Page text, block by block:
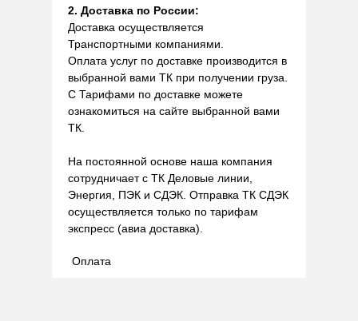
2. Доставка по России:
Доставка осуществляется
Транспортными компаниями.
Оплата услуг по доставке производится в
выбранной вами ТК при получении груза.
С Тарифами по доставке можете
ознакомиться на сайте выбранной вами
ТК.
На постоянной основе наша компания
сотрудничает с ТК Деловые линии,
Энергия, ПЭК и СДЭК. Отправка ТК СДЭК
осуществляется только по тарифам
экспресс (авиа доставка).
Оплата